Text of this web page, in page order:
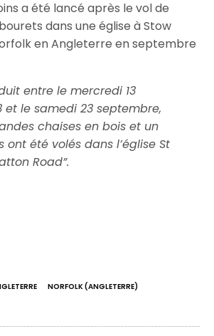
a été lancé après le vol de
dans une église à Stow
en Angleterre en septembre
entre le mercredi 13
et le samedi 23 septembre,
chaises en bois et un
été volés dans l’église St
Road”.
NORFOLK (ANGLETERRE)